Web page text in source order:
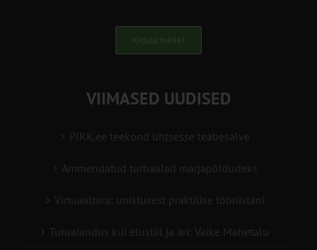
Kirjuta meile!
VIIMASED UUDISED
PIKK.ee teekond ühtsesse teabesalve
Ammendatud turbaalad marjapõldudeks
Virtuaaltara: unistusest praktilise tööriistani
Turuaiandus kui elustiil ja äri: Väike Mahetalu